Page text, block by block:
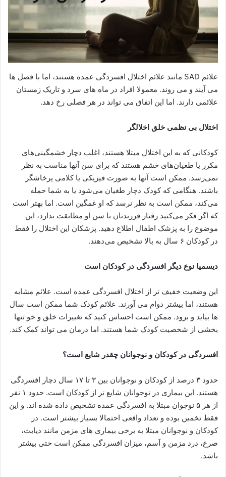
علائم SAD مانند علائم اختلال افسردگی عمده هستند، اما با فصل ها
می آیند و می روند. معمولا افراد در ماه های سرد و تاریک زمستان
علائمی دارند. اما این اتفاق می تواند در هر فصلی رخ دهد.
اختلال بی نظمی خلق اخلالگر
کودکانی که به این اختلال مبتلا هستند، اغلب دچار خشمگینی‌های
مکرر یا طغیان‌های خشم هستند که برای سن آنها مناسب به نظر
نمی‌رسد. ممکن است آنها به صورت فیزیکی یا کلامی پرخاشگر
باشند. هنگامی که کودک دچار طغیان می‌شود یا به شما حمله
می‌کند، ممکن است به نظر نرسد که او غمگین است. اما بهتر است
که اگر فکر می‌کنید رفتار فرزندتان با سن او مطابقت ندارد، این
موضوع را به پزشک اطفال اطلاع دهید. پزشکان این اختلال را فقط
در کودکان ۶ سال به بالا تشخیص می‌دهند.
دیسمیا نوع دیگر افسردگی در کودکان است
این وضعیت خفیف تر از اختلال افسردگی عمده است. علائم مشابه
هستند، اما بیشتر دوام می آورند. علائم کودک شما ممکن است سال
ها بیاید و برود. ممکن است احساس کنید که تغییرات خلق و خو تنها
بخشی از شخصیت کودک شما هستند. اما درمان می تواند کمک کند.
افسردگی در کودکان و نوجوانان چقدر شایع است؟
حدود ۳ درصد از کودکان و نوجوانان بین ۳ تا ۱۷ سال دچار افسردگی
هستند. این بیماری در نوجوانان شایع تر از کودکان است. حدود ۱ نفر
از هر ۵ نوجوان مبتلا به افسردگی عمده تشخیص داده شده اند. و این
فقط تخمین بوده و تعداد واقعی احتمالا بسیار بیشتر است. در
کودکان و نوجوانان مبتلا به برخی بیماری های مزمن مانند دیابت،
صرع، درد مزمن و آسم، میزان افسردگی ممکن است حتی بیشتر
باشد.